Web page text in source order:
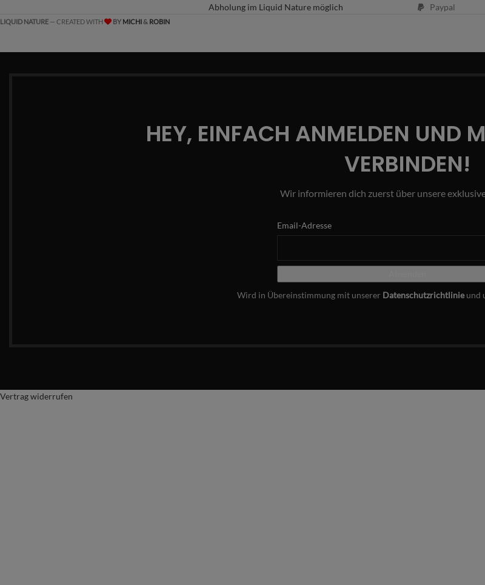
Abholung im Liquid Nature möglich
Paypal
LIQUID NATURE — CREATED WITH BY MICHI& ROBIN
HEY, EINFACH ANMELDEN UND
VERBINDEN!
Wir informieren dich zuerst über unsere
Email-Adresse
Wird in Übereinstimmung mit unserer Datenschutzrichtlinie und
Vertrag widerrufen